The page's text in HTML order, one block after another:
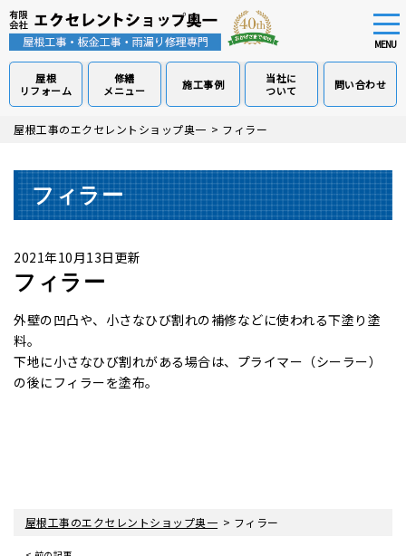
Skip
content
MENU
屋根
リフォーム
修繕
メニュー
施工事例
当社に
ついて
問い合わせ
屋根工事のエクセレントショップ奥一 > フィラー
フィラー
2021年10月13日更新
フィラー
外壁の凹凸や、小さなひび割れの補修などに使われる下塗り塗
料。
下地に小さなひび割れがある場合は、プライマー（シーラー）
の後にフィラーを塗布。
屋根工事のエクセレントショップ奥一 > フィラー